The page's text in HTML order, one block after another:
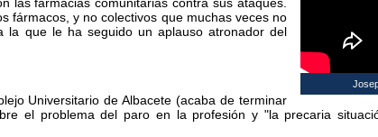
fármacos, y no colectivos que muchas veces no
la que le ha seguido un aplauso atronador del
Universitario de Albacete (acaba de terminar
el problema del paro en la profesión y "la precaria